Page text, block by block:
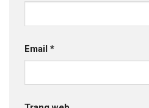
Email *